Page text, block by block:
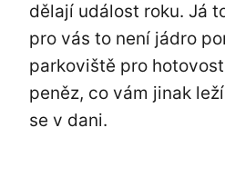
dělají událost roku. Já
pro vás to není jádro
parkoviště pro
peněz, co vám jinak
se v dani.